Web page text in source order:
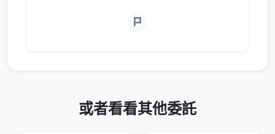
或者看看其他委託